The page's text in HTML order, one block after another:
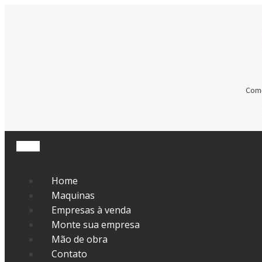
Home
Maquinas
Empresas à venda
Monte sua empresa
Mão de obra
Contato